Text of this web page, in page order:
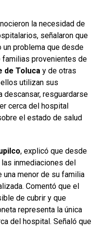
la necesidad de
señalaron que
problema que desde
familias provenientes de
de Toluca y de otras
utilizan sus
descansar, resguardarse
cerca del hospital
el estado de salud
, explicó que desde
inmediaciones del
una menor de su familia
Comentó que el
de cubrir y que
representa la única
del hospital. Señaló que